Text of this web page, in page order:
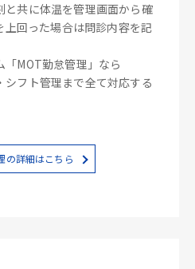
共に体温を管理画面から確
回った場合は問診内容を記
MOT勤怠管理」なら
フト管理まで全て対応する
の詳細はこちら